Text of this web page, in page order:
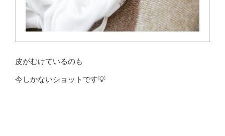
皮がむけているのも
今しかないショットです💡